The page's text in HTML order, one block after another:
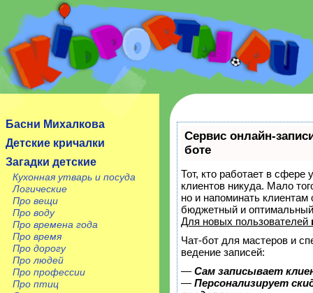
Сайт посвящен детям, их родителям, учителям и
Басни Михалкова
Детские кричалки
Загадки детские
Кухонная утварь и посуда
Логические
Про вещи
Про воду
Про времена года
Про время
Про дорогу
Про людей
Про профессии
Про птиц
Сервис онлайн-
боте
Тот, кто работает в сфере
клиентов никуда. Мало
но и напоминать
бюджетный и
Для новых пользователей
Чат-бот для мастеров и
ведение записей:
— Сам записывает
— Персонализирует